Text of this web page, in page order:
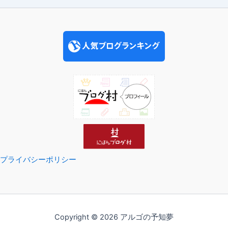
プライバシーポリシー
Copyright © 2026 アルゴの予知夢